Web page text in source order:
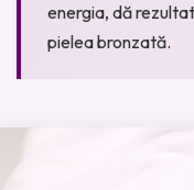
energia, dă
pielea bronzată.